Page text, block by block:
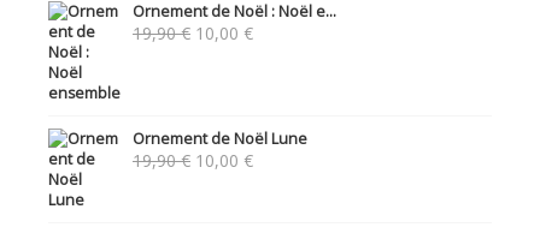
Ornement de Noël : Noël e...
19,90€ Le
10,00 €Le
Ornement de Noël Lune
19,90€ Le
10,00 €Le